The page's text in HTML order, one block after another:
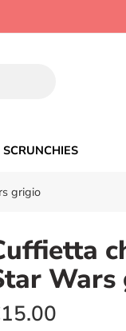
SCRUNCHIES
grigio
15.00